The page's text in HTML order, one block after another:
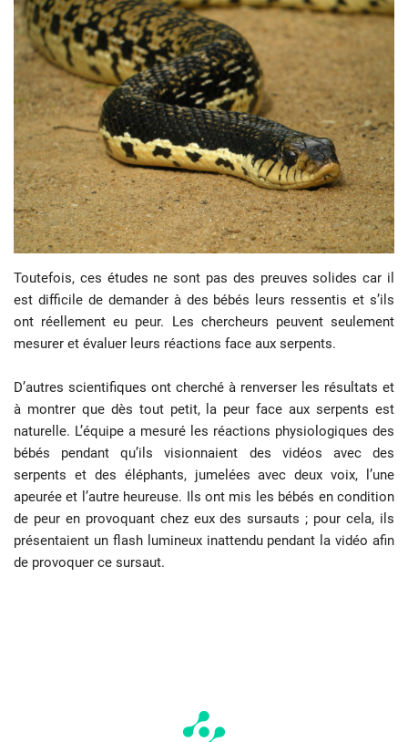
Toutefois, ces études ne sont pas des preuves solides car il
est difficile de demander à des bébés leurs ressentis et s’ils
ont réellement eu peur. Les chercheurs peuvent seulement
mesurer et évaluer leurs réactions face aux serpents.
D’autres scientifiques ont cherché à renverser les résultats et
à montrer que dès tout petit, la peur face aux serpents est
naturelle. L’équipe a mesuré les réactions physiologiques des
bébés pendant qu’ils visionnaient des vidéos avec des
serpents et des éléphants, jumelées avec deux voix, l’une
apeurée et l’autre heureuse. Ils ont mis les bébés en condition
de peur en provoquant chez eux des sursauts ; pour cela, ils
présentaient un flash lumineux inattendu pendant la vidéo afin
de provoquer ce sursaut.